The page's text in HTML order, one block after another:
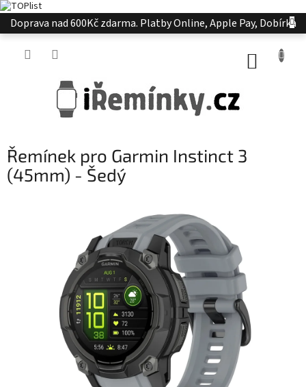
Přejít
na
Doprava nad 600Kč zdarma. Platby Online, Apple Pay, Dobírka
Řemínek pro Garmin Instinct 3
(45mm) - Šedý